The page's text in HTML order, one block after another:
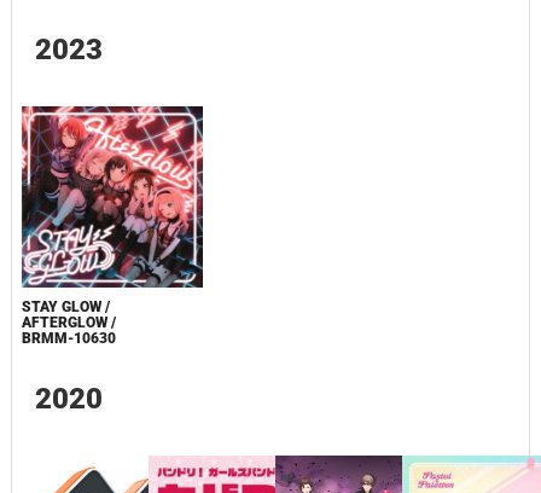
2023
STAY GLOW /
AFTERGLOW /
BRMM-10630
2020